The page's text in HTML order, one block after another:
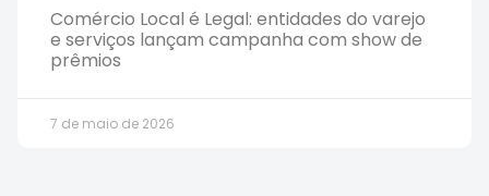
Comércio Local é Legal: entidades do varejo
e serviços lançam campanha com show de
prêmios
7 de maio de 2026